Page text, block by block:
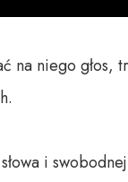
na niego głos,
i